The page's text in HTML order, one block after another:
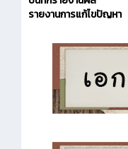
รายงานการแก้ไขปัญหา